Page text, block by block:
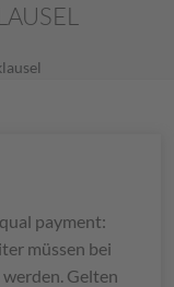
payment:
müssen bei
Gelten